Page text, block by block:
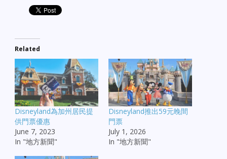
Related
Disneyland為加州居民提
供門票優惠
June 7, 2023
In "地方新聞"
Disneyland推出59元晚間
門票
July 1, 2026
In "地方新聞"